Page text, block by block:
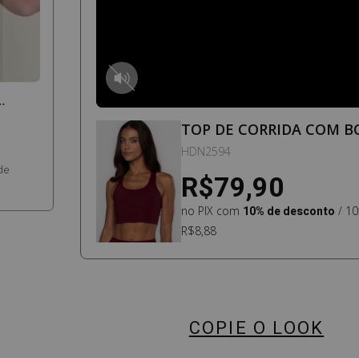
TOP DE CORRIDA COM
MARSALA
HDN2594
R$79,90
no PIX com 10% de desconto /
R$8,88
COPIE O LOOK